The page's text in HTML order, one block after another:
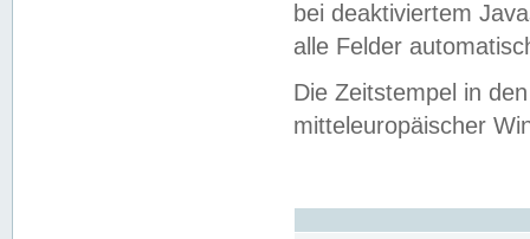
bei deaktiviertem
alle Felder
Die Zeitstempel in
mitteleuropäischer